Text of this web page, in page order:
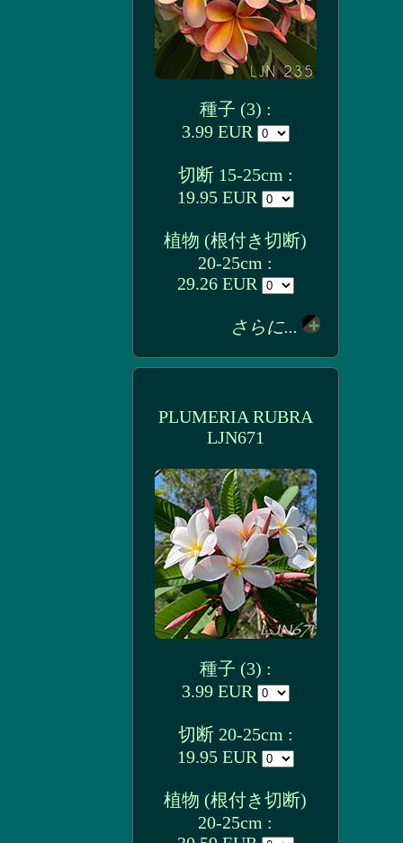
種子 (3) :
3.99 EUR
切断 15-25cm :
19.95 EUR
植物 (根付き切断)
20-25cm :
29.26 EUR
さらに...
PLUMERIA RUBRA
LJN671
種子 (3) :
3.99 EUR
切断 20-25cm :
19.95 EUR
植物 (根付き切断)
20-25cm :